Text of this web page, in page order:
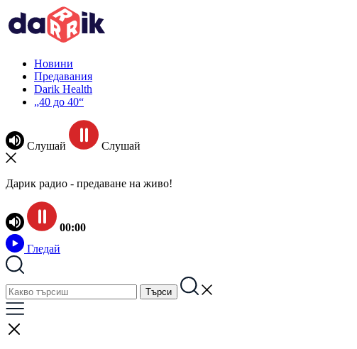
Новини
Предавания
Darik Health
„40 до 40“
Слушай Слушай
Дарик радио - предаване на живо!
00:00
Гледай